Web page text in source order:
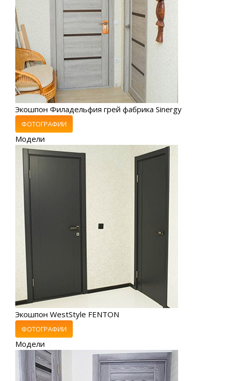
Экошпон Филадельфия грей фабрика Sinergy
ФОТОГРАФИИ
Модели
Экошпон WestStyle FENTON
ФОТОГРАФИИ
Модели